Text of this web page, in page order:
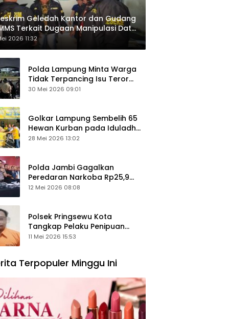
Geledah Kantor dan Gudang
Terkait Dugaan Manipulasi Data
Sawit
2026 11:32
Polda Lampung Minta Warga
Tidak Terpancing Isu Teror
Pocong Palsu, Patroli
30 Mei 2026 09:01
Golkar Lampung Sembelih 65
Hewan Kurban pada Iduladha
1447 Hijriah
28 Mei 2026 13:02
Polda Jambi Gagalkan
Peredaran Narkoba Rp25,9
Miliar, Empat Tersangka
12 Mei 2026 08:08
Polsek Pringsewu Kota
Tangkap Pelaku Penipuan
Mobil, Sempat Kabur ke Jambi
11 Mei 2026 15:53
Terpopuler Minggu Ini